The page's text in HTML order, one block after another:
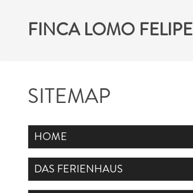
FINCA LOMO FELIPE
SITEMAP
HOME
DAS FERIENHAUS